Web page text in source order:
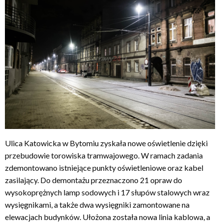
Ulica Katowicka w Bytomiu zyskała nowe oświetlenie dzięki
przebudowie torowiska tramwajowego. W ramach zadania
zdemontowano istniejące punkty oświetleniowe oraz kabel
zasilający. Do demontażu przeznaczono 21 opraw do
wysokoprężnych lamp sodowych i 17 słupów stalowych wraz
wysięgnikami, a także dwa wysięgniki zamontowane na
elewacjach budynków. Ułożona została nowa linia kablowa, a